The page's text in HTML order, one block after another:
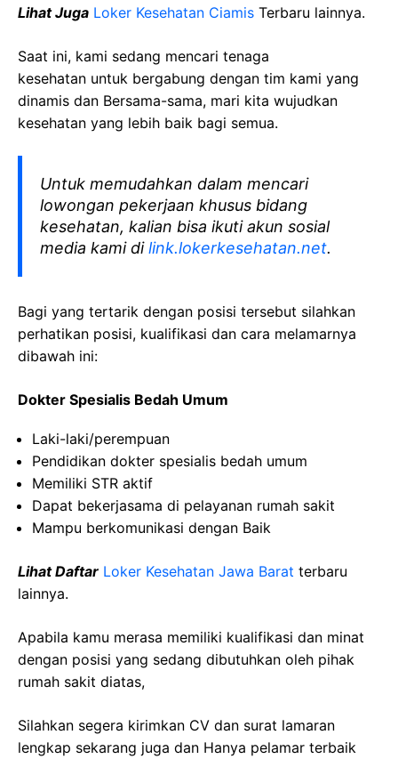
Lihat Juga Loker Kesehatan Ciamis Terbaru lainnya.
Saat ini, kami sedang mencari tenaga
kesehatan untuk bergabung dengan tim kami yang
dinamis dan Bersama-sama, mari kita wujudkan
kesehatan yang lebih baik bagi semua.
Untuk memudahkan dalam mencari
lowongan pekerjaan khusus bidang
kesehatan, kalian bisa ikuti akun sosial
media kami dilink.lokerkesehatan.net.
Bagi yang tertarik dengan posisi tersebut silahkan
perhatikan posisi, kualifikasi dan cara melamarnya
dibawah ini:
Dokter Spesialis Bedah Umum
Laki-laki/perempuan
Pendidikan dokter spesialis bedah umum
Memiliki STR aktif
Dapat bekerjasama di pelayanan rumah sakit
Mampu berkomunikasi dengan Baik
Lihat Daftar Loker Kesehatan Jawa Barat terbaru
lainnya.
Apabila kamu merasa memiliki kualifikasi dan minat
dengan posisi yang sedang dibutuhkan oleh pihak
rumah sakit diatas,
Silahkan segera kirimkan CV dan surat lamaran
lengkap sekarang juga dan Hanya pelamar terbaik